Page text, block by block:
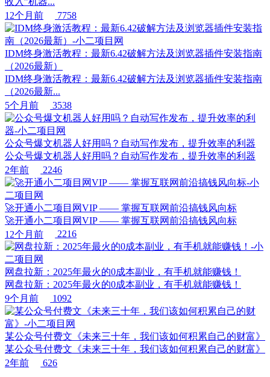
12个月前
7758
IDM终身激活教程：最新6.42破解方法及浏览器插件安装指南
（2026最新）
IDM终身激活教程：最新6.42破解方法及浏览器插件安装指南
（2026最新...
5个月前
3538
公众号爆文机器人好用吗？自动写作发布，提升效率的利器
公众号爆文机器人好用吗？自动写作发布，提升效率的利器
2年前
2246
🚀开通小二项目网VIP —— 掌握互联网前沿搞钱风向标
🚀开通小二项目网VIP —— 掌握互联网前沿搞钱风向标
12个月前
2216
网盘拉新：2025年最火的0成本副业，有手机就能赚钱！
网盘拉新：2025年最火的0成本副业，有手机就能赚钱！
9个月前
1092
某公众号付费文《未来三十年，我们该如何积累自己的财富》
某公众号付费文《未来三十年，我们该如何积累自己的财富》
2年前
626